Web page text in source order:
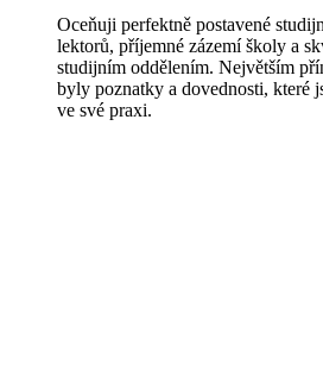
Oceňuji perfektně postavené
lektorů, příjemné zázemí školy a
studijním oddělením. Největším
byly poznatky a dovednosti, které
ve své praxi.